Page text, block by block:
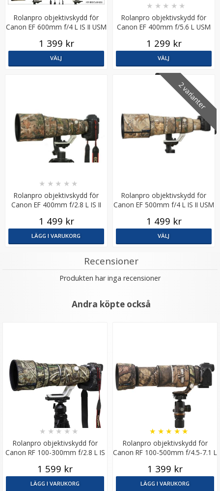
LÄGG I VARUKORG
JJC Blixtskoskydd för Canon EOS R-serien – Skydd för
hot shoe-kontakt
Rolanpro objektivskydd för
Canon EF 600mm f/4 L IS II USM
1 399 kr
VÄLJ
Rolanpro objektivskydd för
Canon EF 400mm f/5.6 L USM
★ ★ ★ ★ ★
1 299 kr
VÄLJ
Rolanpro objektivskydd för
Canon EF 400mm f/2.8 L IS II
★ ★ ★ ★ ★
1 499 kr
LÄGG I VARUKORG
2 varianter
Rolanpro objektivskydd för
Canon EF 500mm f/4 L IS II USM
1 499 kr
VÄLJ
Recensioner
Produkten har inga recensioner
Andra köpte också
Rolanpro objektivskydd för
Canon RF 100-300mm f/2.8 L IS
★ ★ ★★ ★
1 599 kr
LÄGG I VARUKORG
Rolanpro objektivskydd för
Canon RF 100-500mm f/4.5-7.1 L
★ ★ ★ ★★
1 399 kr
LÄGG I VARUKORG